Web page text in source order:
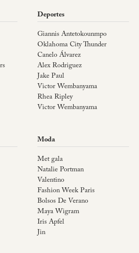
Deportes
Giannis Antetokounmpo
Oklahoma City Thunder
Canelo Álvarez
Alex Rodriguez
Jake Paul
Victor Wembanyama
Rhea Ripley
Victor Wembanyama
Moda
Met gala
Natalie Portman
Valentino
Fashion Week Paris
Bolsos De Verano
Maya Wigram
Iris Apfel
Jin